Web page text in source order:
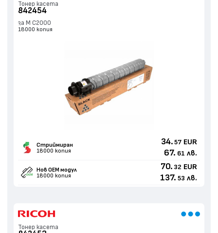
Тонер касета
842454
за M C2000
18000 копия
Стриймиран
18000 копия
34. 57 EUR
67. 61 лв.
Нов ОЕМ модул
18000 копия
70. 32 EUR
137. 53 лв.
Тонер касета